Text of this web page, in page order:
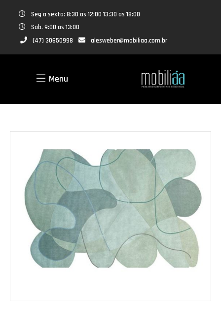
Seg a sexta: 8:30 as 12:00 13:30 as 18:00
Sab. 9:00 as 13:00
(47) 30650998
alesweber@mobiliaa.com.br
Menu